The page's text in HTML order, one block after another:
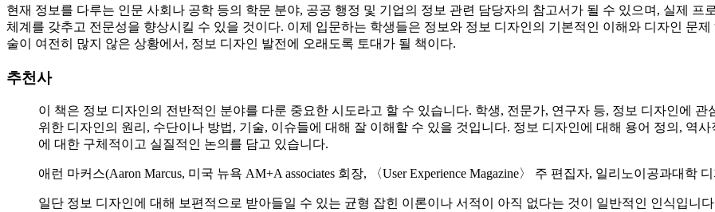
현재 정보를 다루는 인문 사회나 공학 등의 학문 분야, 공공 행정 및 기업의 정보 관련 담당자의 참고서가 될 수 있으며, 실제
체계를 갖추고 전문성을 향상시킬 수 있을 것이다. 이제 입문하는 학생들은 정보와 정보 디자인의 기본적인 이해와 디자인 문
술이 여전히 많지 않은 상황에서, 정보 디자인 발전에 오래도록 토대가 될 책이다.
추천사
이 책은 정보 디자인의 전반적인 분야를 다룬 중요한 시도라고 할 수 있습니다. 학생, 전문가, 연구자 등, 정보 디자인에
위한 디자인의 원리, 수단이나 방법, 기술, 이슈들에 대해 잘 이해할 수 있을 것입니다. 정보 디자인에 대해 용어 정의, 역
에 대한 구체적이고 실질적인 논의를 담고 있습니다.
애런 마커스(Aaron Marcus, 미국 뉴욕 AM+A associates 회장, 〈User Experience Magazine〉 주 편집자, 일리노이공과대학
일단 정보 디자인에 대해 보편적으로 받아들일 수 있는 균형 잡힌 이론이나 서적이 아직 없다는 것이 일반적인 인식입니